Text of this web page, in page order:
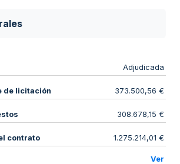
Adjudicada
de licitación 373.500,56 €
308.678,15 €
contrato 1.275.214,01 €
Ver